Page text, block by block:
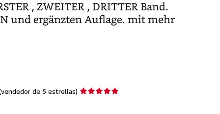
, ZWEITER , DRITTER Band.
und ergänzten Auflage. mit mehr
de 5 estrellas) Calificación